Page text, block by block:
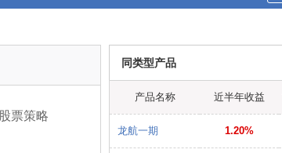
股票策略
同类型产品
产品名称 近半年收益
龙航一期 1.20%